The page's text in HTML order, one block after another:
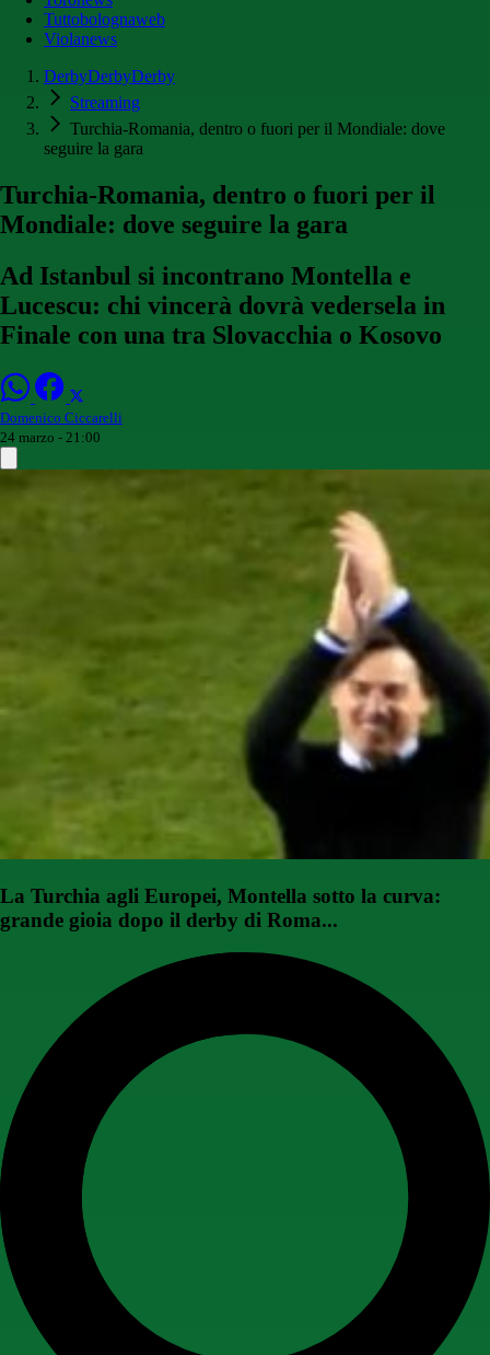
Tuttobolognaweb
Violanews
DerbyDerbyDerby
Streaming
Turchia-Romania, dentro o fuori per il Mondiale: dove
seguire la gara
Turchia-Romania, dentro o fuori per il
Mondiale: dove seguire la gara
Ad Istanbul si incontrano Montella e
Lucescu: chi vincerà dovrà vedersela in
Finale con una tra Slovacchia o Kosovo
Domenico Ciccarelli
24 marzo - 21:00
La Turchia agli Europei, Montella sotto la curva:
grande gioia dopo il derby di Roma...